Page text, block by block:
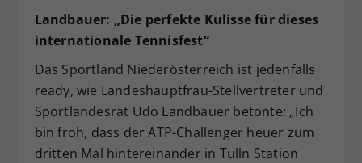
Landbauer: „Die perfekte Kulisse für dieses
internationale Tennisfest“
Das Sportland Niederösterreich ist jedenfalls
ready, wie Landeshauptfrau-Stellvertreter und
Sportlandesrat Udo Landbauer betonte: „Ich
bin froh, dass der ATP-Challenger heuer zum
dritten Mal hintereinander in Tulln Station